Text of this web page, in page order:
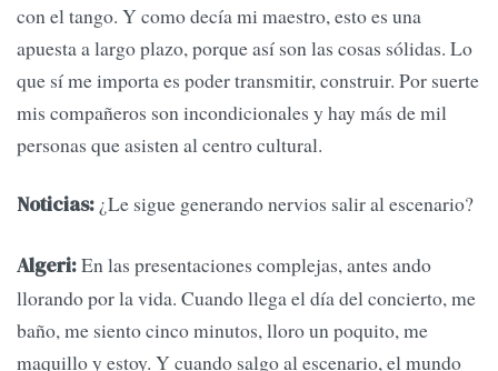
con el tango. Y como decía mi maestro, esto es una
apuesta a largo plazo, porque así son las cosas sólidas. Lo
que sí me importa es poder transmitir, construir. Por suerte
mis compañeros son incondicionales y hay más de mil
personas que asisten al centro cultural.
Noticias: ¿Le sigue generando nervios salir al escenario?
Algeri:En las presentaciones complejas, antes ando
llorando por la vida. Cuando llega el día del concierto, me
baño, me siento cinco minutos, lloro un poquito, me
maquillo y estoy. Y cuando salgo al escenario, el mundo